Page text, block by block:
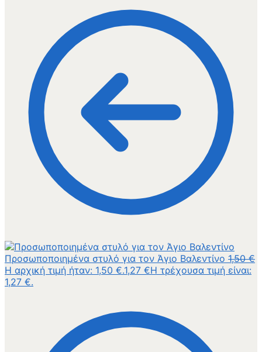
Προσωποποιημένα στυλό για τον Άγιο Βαλεντίνο 1,50€
Η αρχική τιμή ήταν: 1,50 €.1,27 €Η τρέχουσα τιμή είναι:
1,27 €.